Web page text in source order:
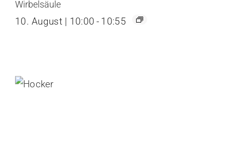
Wirbelsäule
10. August | 10:00 - 10:55